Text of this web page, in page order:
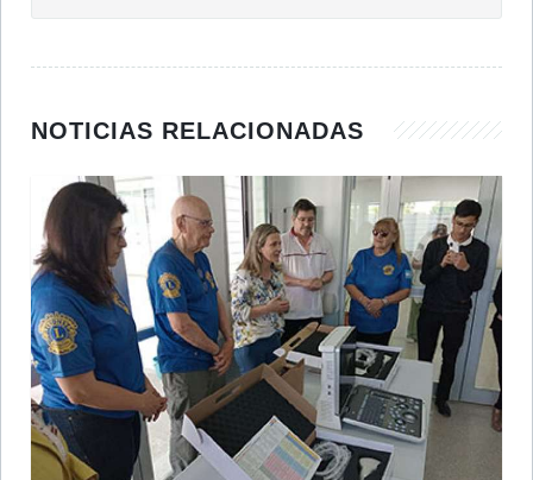
NOTICIAS RELACIONADAS